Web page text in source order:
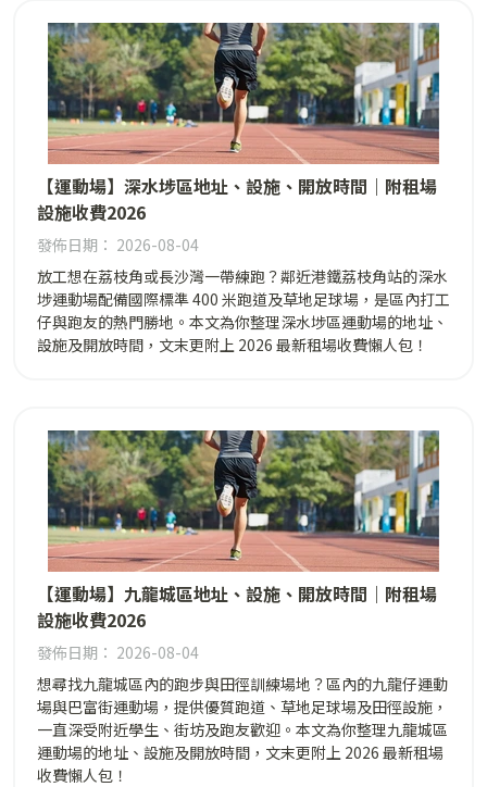
【運動場】深水埗區地址、設施、開放時間｜附租場
設施收費2026
發佈日期： 2026-08-04
放工想在荔枝角或長沙灣一帶練跑？鄰近港鐵荔枝角站的深水
埗運動場配備國際標準 400 米跑道及草地足球場，是區內打工
仔與跑友的熱門勝地。本文為你整理深水埗區運動場的地址、
設施及開放時間，文末更附上 2026 最新租場收費懶人包！
【運動場】九龍城區地址、設施、開放時間｜附租場
設施收費2026
發佈日期： 2026-08-04
想尋找九龍城區內的跑步與田徑訓練場地？區內的九龍仔運動
場與巴富街運動場，提供優質跑道、草地足球場及田徑設施，
一直深受附近學生、街坊及跑友歡迎。本文為你整理九龍城區
運動場的地址、設施及開放時間，文末更附上 2026 最新租場
收費懶人包！